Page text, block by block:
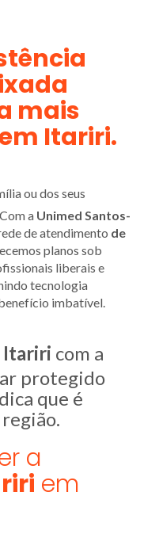
mais
Itariri.
ou dos seus
a Unimed Santos-
de atendimento de
planos sob
liberais e
tecnologia
imbatível.
Itariri com a
protegido
que é
a
em